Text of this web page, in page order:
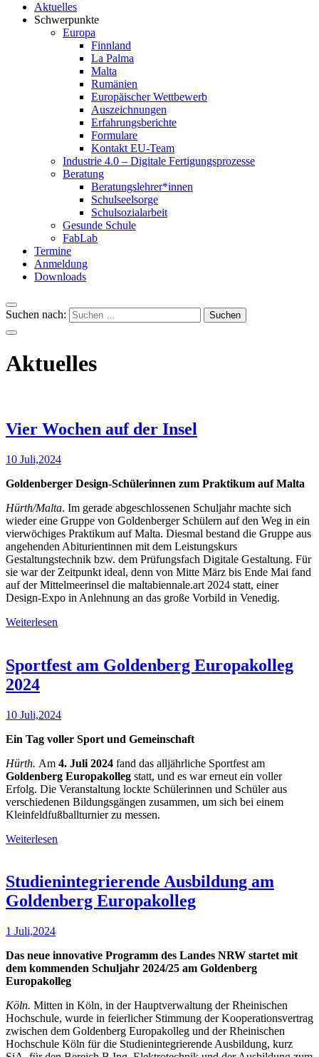
Aktuelles
Schwerpunkte
Europa
Finnland
La Palma
Malta
Rumänien
Europäischer Wettbewerb
Auszeichnungen
Erfahrungsberichte
Formulare
Kontakt EU-Team
Industrie 4.0 – Digitale Fertigungsprozesse
Beratung
Beratungslehrer*innen
Schulseelsorge
Schulsozialarbeit
Gesunde Schule
FabLab
Termine
Anmeldung
Downloads
Suchen nach:
Aktuelles
Vier Wochen auf der Insel
10 Juli,2024
Goldenberger Design-Schülerinnen zum Praktikum auf Malta
Hürth/Malta. Im gerade abgeschlossenen Schuljahr machte sich
wieder eine Gruppe von Goldenberger Schülern auf den Weg in ein
vierwöchiges Praktikum auf Malta. Diesmal bestand die Gruppe aus
angehenden Abiturientinnen mit dem Leistungskurs
Gestaltungstechnik bzw. dem Prüfungsfach Digitale Gestaltung. Für
sie war der Zeitpunkt ideal, denn von Mitte März bis Ende Mai fand
auf der Mittelmeerinsel die maltabiennale.art 2024 statt, einer
Design-Expo in Anlehnung an das große Vorbild in Venedig.
Weiterlesen
Sportfest am Goldenberg Europakolleg
2024
10 Juli,2024
Ein Tag voller Sport und Gemeinschaft
Hürth. Am 4. Juli 2024 fand das alljährliche Sportfest am
Goldenberg Europakolleg statt, und es war erneut ein voller
Erfolg. Die Veranstaltung lockte Schülerinnen und Schüler aus
verschiedenen Bildungsgängen zusammen, um sich bei einem
Kleinfeldfußballturnier zu messen.
Weiterlesen
Studienintegrierende Ausbildung am
Goldenberg Europakolleg
1 Juli,2024
Das neue innovative Programm des Landes NRW startet mit
dem kommenden Schuljahr 2024/25 am Goldenberg
Europakolleg
Köln. Mitten in Köln, in der Hauptverwaltung der Rheinischen
Hochschule, wurde in feierlicher Stimmung der Kooperationsvertrag
zwischen dem Goldenberg Europakolleg und der Rheinischen
Hochschule Köln für die Studienintegrierende Ausbildung, kurz